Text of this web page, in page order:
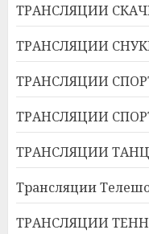
ТРАНСЛЯЦИИ
ТРАНСЛЯЦИИ
ТРАНСЛЯЦИИ
ТРАНСЛЯЦИИ
ТРАНСЛЯЦИИ
Трансляции
ТРАНСЛЯЦИИ